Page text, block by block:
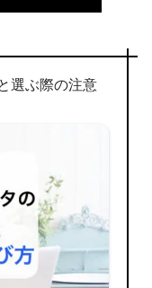
選ぶ際の注意